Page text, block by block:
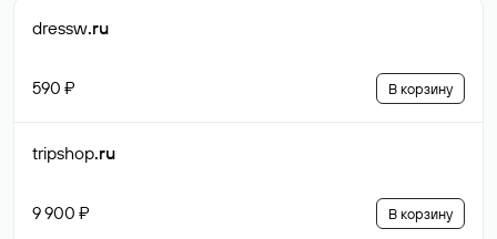
dressw.ru
590 ₽ В корзину
tripshop.ru
9 900 ₽ В корзину